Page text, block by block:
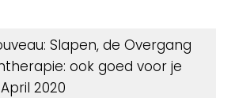
Slapen, de Overgang
ook goed voor je
2020